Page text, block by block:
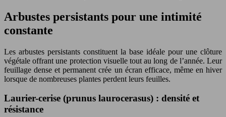
Arbustes persistants pour une intimité
constante
Les arbustes persistants constituent la base idéale pour une clôture
végétale offrant une protection visuelle tout au long de l’année. Leur
feuillage dense et permanent crée un écran efficace, même en hiver
lorsque de nombreuses plantes perdent leurs feuilles.
Laurier-cerise (prunus laurocerasus) : densité et
résistance